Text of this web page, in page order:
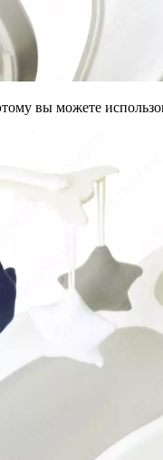
вы можете